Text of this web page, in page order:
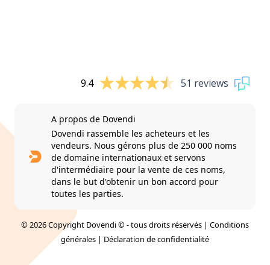
9.4 51 reviews
A propos de Dovendi
Dovendi rassemble les acheteurs et les
vendeurs. Nous gérons plus de 250 000 noms
de domaine internationaux et servons
d'intermédiaire pour la vente de ces noms,
dans le but d'obtenir un bon accord pour
toutes les parties.
© 2026 Copyright Dovendi © - tous droits réservés | Conditions
générales | Déclaration de confidentialité